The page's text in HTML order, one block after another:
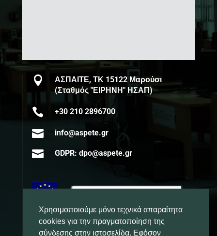

ΑΣΠΑΙΤΕ, ΤΚ 15122 Μαρούσι
(Σταθμός "ΕΙΡΗΝΗ" ΗΣΑΠ)
 +30 210 2896700
 info@aspete.gr
 GDPR: dpo@aspete.gr
Χρησιμοποιούμε μόνο τεχνικά απαραίτητα
cookies για την πραγματοποίηση της
σύνδεσης στην ιστοσελίδα. Εφόσον